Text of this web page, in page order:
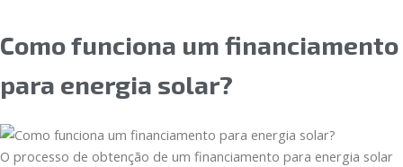
Como funciona um financiamento
para energia solar?
O processo de obtenção de um financiamento para energia solar